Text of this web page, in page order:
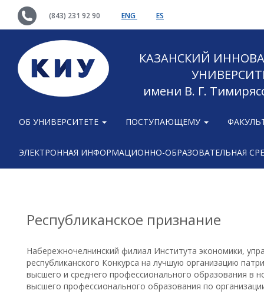
(843) 231 92 90 ENG ES
КАЗАНСКИЙ
имени В. Г.
ОБ УНИВЕРСИТЕТЕ ПОСТУПАЮЩЕМУ
ЭЛЕКТРОННАЯ ИНФОРМАЦИОННО-ОБРАЗОВАТЕЛЬНАЯ
Республиканское признание
Набережночелнинский филиал Института экономики,
республиканского Конкурса на лучшую организацию
высшего и среднего профессионального образования в
высшего профессионального образования по